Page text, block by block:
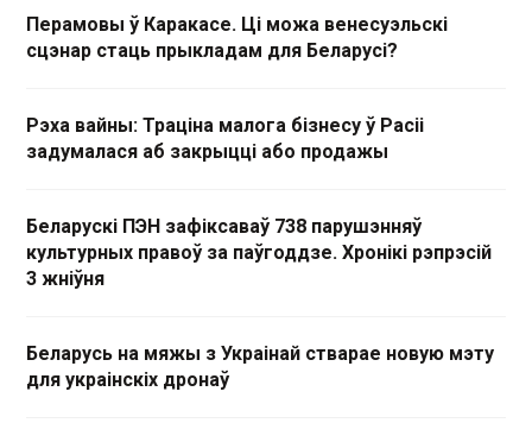
Перамовы ў Каракасе. Ці можа венесуэльскі
сцэнар стаць прыкладам для Беларусі?
Рэха вайны: Траціна малога бізнесу ў Расіі
задумалася аб закрыцці або продажы
Беларускі ПЭН зафіксаваў 738 парушэнняў
культурных правоў за паўгоддзе. Хронікі рэпрэсій
3 жніўня
Беларусь на мяжы з Украінай стварае новую мэту
для украінскіх дронаў